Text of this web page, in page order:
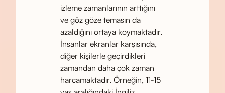
izleme zamanlarının arttığını
ve göz göze temasın da
azaldığını ortaya koymaktadır.
İnsanlar ekranlar karşısında,
diğer kişilerle geçirdikleri
zamandan daha çok zaman
harcamaktadır. Örneğin, 11-15